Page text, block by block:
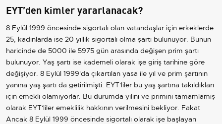
EYT’den kimler yararlanacak?
8 Eylül 1999 öncesinde sigortalı olan vatandaşlar için erkeklerde
25, kadınlarda ise 20 yıllık sigortalı olma şartı bulunuyor. Bunun
haricinde de 5000 ile 5975 gün arasında değişen prim şartı
bulunuyor. Yaş şartı ise kademeli olarak işe giriş tarihine göre
değişiyor. 8 Eylül 1999'da çıkartılan yasa ile yıl ve prim şartının
yanına yaş şartı da getirilmişti. EYT'liler bu yaş şartına takıldıkları
için emekli olamıyorlar. Bu durumda yılını ve primini tamamlamış
olarak EYT'liler emeklilik hakkının verilmesini bekliyor. Fakat
Ancak 8 Eylül 1999 öncesinde sigortalı olarak işe başlayan